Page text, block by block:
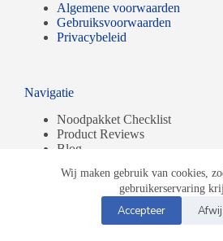
Wij maken gebruik van cookies,
gebruikerservaring
Accepteer
Algemene voorwaarden
Gebruiksvoorwaarden
Privacybeleid
Navigatie
Noodpakket Checklist
Product Reviews
Blog
© 2026 | Alle rechten